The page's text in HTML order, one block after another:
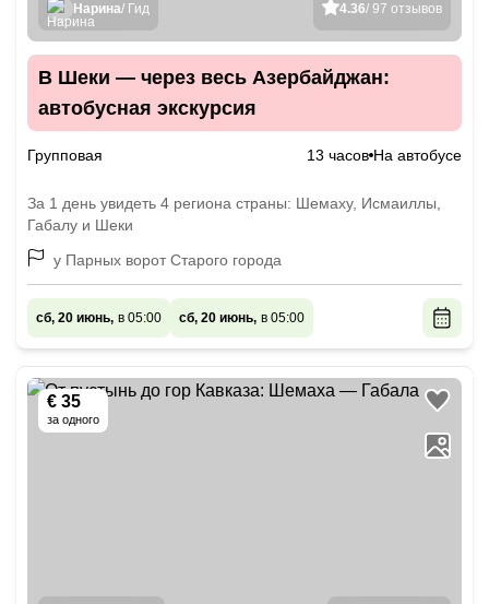
4.36/ 97 отзывов
Нарина/ Гид
В Шеки — через весь Азербайджан:
автобусная экскурсия
Групповая 13 часов На автобусе
За 1 день увидеть 4 региона страны: Шемаху, Исмаиллы,
Габалу и Шеки
у Парных ворот Старого города
сб, 20 июнь, в 05:00 сб, 20 июнь, в 05:00
€ 35
за одного